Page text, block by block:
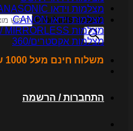
Products search
משלוח חינם מעל 1000 ש"ח במרכז הארץ
התחברות / הרשמה
מצלמות וידאו PANASONIC
מצלמות וידאו CANON
מצלמות DSLR/ MIRRORLESS
מצלמות אקסטרים/360